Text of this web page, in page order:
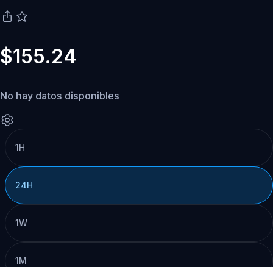
$155.24
No hay datos disponibles
1H
24H
1W
1M